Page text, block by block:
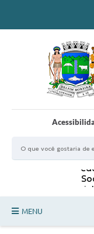
MENU